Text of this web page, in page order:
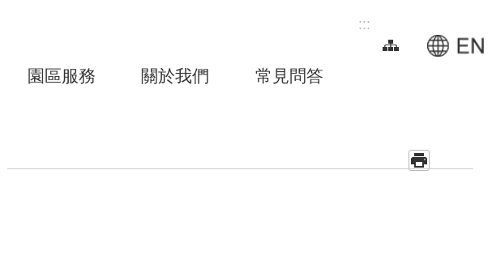
:::
園區服務 關於我們 常見問答